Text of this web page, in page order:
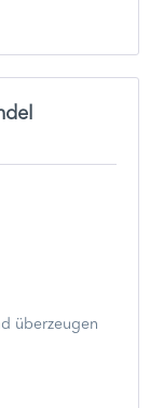
überzeugen